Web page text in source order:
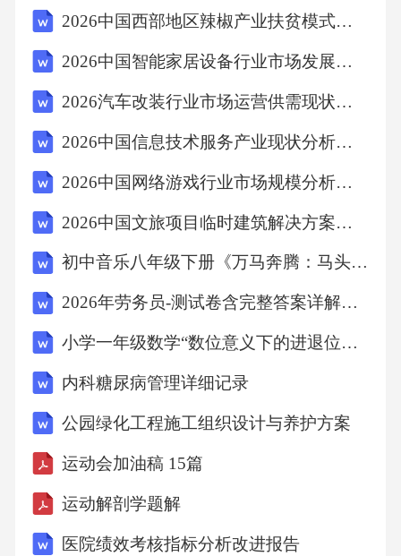
2026中国西部地区辣椒产业扶贫模式与可持续发展报告
2026中国智能家居设备行业市场发展潜力与投资战略规划分析研究报告
2026汽车改装行业市场运营供需现状及企业投资规划分析报告
2026中国信息技术服务产业现状分析及前景规划
2026中国网络游戏行业市场规模分析及商业化潜力深度调研
2026中国文旅项目临时建筑解决方案市场容量预测报告
初中音乐八年级下册《万马奔腾：马头琴声中的民族精神》大单元教学设计
2026年劳务员-测试卷含完整答案详解（名师系列）
小学一年级数学“数位意义下的进退位加减法”分层进阶导学案
内科糖尿病管理详细记录
公园绿化工程施工组织设计与养护方案
运动会加油稿 15篇
运动解剖学题解
医院绩效考核指标分析改进报告